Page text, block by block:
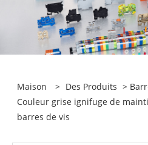
Maison > Des Produits >
Couleur grise ignifuge de
barres de vis